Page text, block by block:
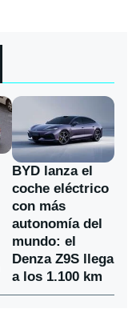
BYD lanza el
coche eléctrico
con más
autonomía del
mundo: el
Denza Z9S llega
a los 1.100 km